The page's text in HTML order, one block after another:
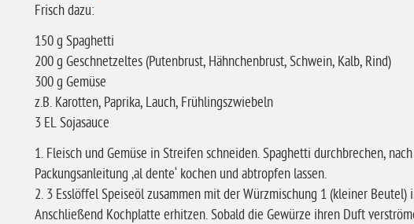
Frisch dazu:
150 g Spaghetti
200 g Geschnetzeltes (Putenbrust, Hähnchenbrust, Schwein, Kalb, Rind)
300 g Gemüse
z.B. Karotten, Paprika, Lauch, Frühlingszwiebeln
3 EL Sojasauce
1. Fleisch und Gemüse in Streifen schneiden. Spaghetti durchbrechen, nach
Packungsanleitung ‚al dente‘ kochen und abtropfen lassen.
2. 3 Esslöffel Speiseöl zusammen mit der Würzmischung 1 (kleiner
Anschließend Kochplatte erhitzen. Sobald die Gewürze ihren Duft